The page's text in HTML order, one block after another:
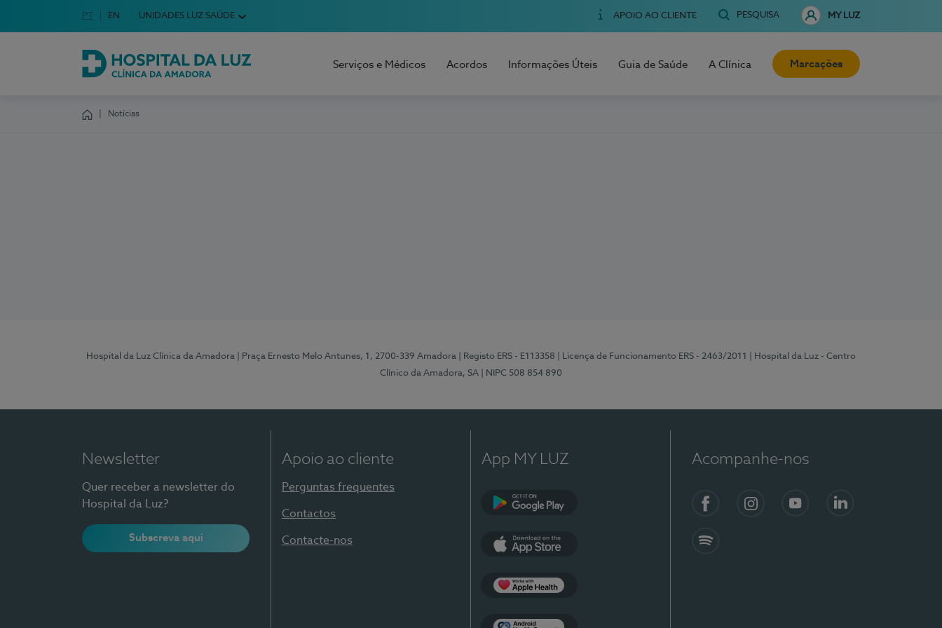
Escolha o seu idioma
Idioma em Português
PT English Language
EN UNIDADES LUZ SAÚDE APOIO AO CLIENTE PESQUISA MY LUZ
Hospital da Luz Clínica da Amadora
Serviços e Médicos Acordos Informações Úteis Guia de Saúde A Clínica Marcações
Notícias
Hospital da Luz Clínica da Amadora | Praça Ernesto Melo Antunes, 1, 2700-339 Amadora | Registo ERS - E113358 | Licença de Funcionamento ERS - 2463/2011
| Hospital da Luz - Centro
Clínico da Amadora, SA
| NIPC 508 854 890
Newsletter
Quer receber a newsletter do
Hospital da Luz?
Subscreva aqui
Apoio ao cliente
Perguntas frequentes
Contactos
Contacte-nos
App MY LUZ Acompanhe-nos